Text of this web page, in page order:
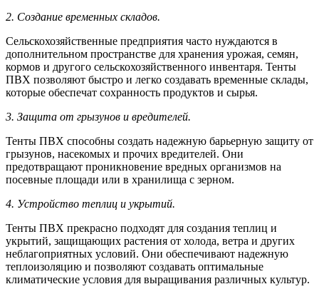
2. Создание временных складов.
Сельскохозяйственные предприятия часто нуждаются в
дополнительном пространстве для хранения урожая, семян,
кормов и другого сельскохозяйственного инвентаря. Тенты
ПВХ позволяют быстро и легко создавать временные склады,
которые обеспечат сохранность продуктов и сырья.
3. Защита от грызунов и вредителей.
Тенты ПВХ способны создать надежную барьерную защиту от
грызунов, насекомых и прочих вредителей. Они
предотвращают проникновение вредных организмов на
посевные площади или в хранилища с зерном.
4. Устройство теплиц и укрытий.
Тенты ПВХ прекрасно подходят для создания теплиц и
укрытий, защищающих растения от холода, ветра и других
неблагоприятных условий. Они обеспечивают надежную
теплоизоляцию и позволяют создавать оптимальные
климатические условия для выращивания различных культур.